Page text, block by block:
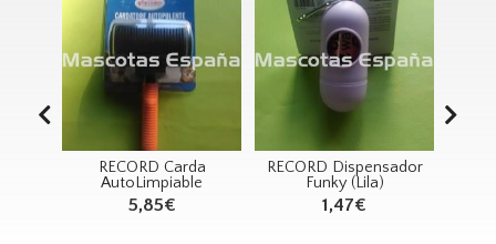
RECORD Carda
AutoLimpiable
5,85€
RECORD Dispensador
Funky (Lila)
1,47€